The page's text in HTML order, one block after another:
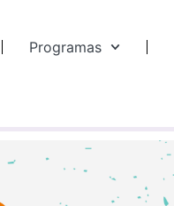
Programas